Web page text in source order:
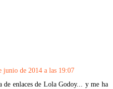
junio de 2014 a las 19:07
de enlaces de Lola Godoy... y me ha